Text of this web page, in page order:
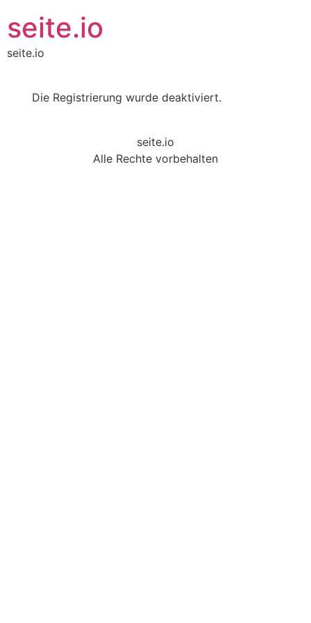
seite.io
seite.io
Die Registrierung wurde deaktiviert.
seite.io
Alle Rechte vorbehalten